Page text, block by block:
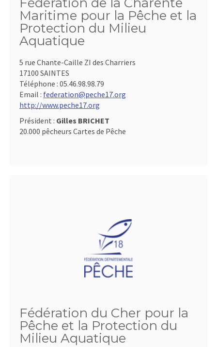
Maritime pour la Pêche et la
Protection du Milieu
Aquatique
5 rue Chante-Caille ZI des Charriers
17100 SAINTES
Téléphone : 05.46.98.98.79
Email : federation@peche17.org
http://www.peche17.org
Président : Gilles BRICHET
20.000 pêcheurs Cartes de Pêche
Fédération du Cher pour la
Pêche et la Protection du
Milieu Aquatique